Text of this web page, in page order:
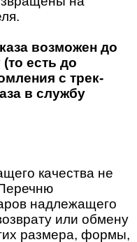
возможен до
есть до
с трек-
в службу
качества не
надлежащего
или обмену
размера, формы,